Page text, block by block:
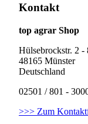
Kontakt
top agrar Shop
Hülsebrockstr. 2 -
48165 Münster
Deutschland
02501 / 801 -
>>> Zum